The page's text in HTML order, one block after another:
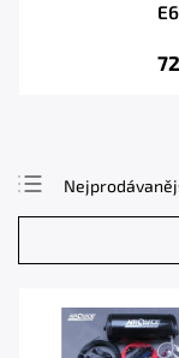
Nejlevnější
Nejdražší